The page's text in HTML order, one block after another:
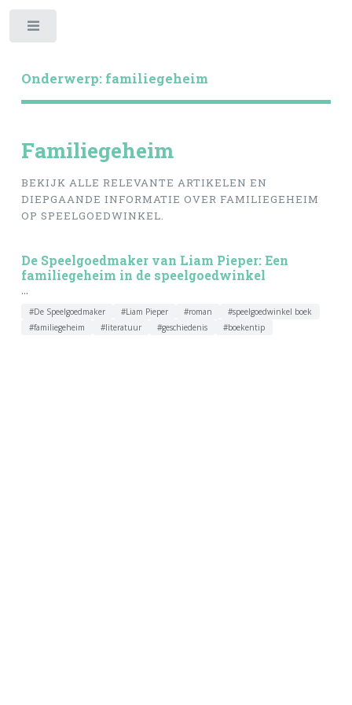
Onderwerp: familiegeheim
Familiegeheim
BEKIJK ALLE RELEVANTE ARTIKELEN EN
DIEPGAANDE INFORMATIE OVER FAMILIEGEHEIM
OP SPEELGOEDWINKEL.
De Speelgoedmaker van Liam Pieper: Een
familiegeheim in de speelgoedwinkel
...
#De Speelgoedmaker #Liam Pieper #roman
#speelgoedwinkel boek
#familiegeheim
#literatuur #geschiedenis #boekentip